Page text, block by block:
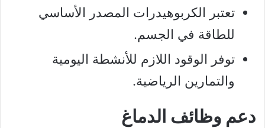
تعتبر الكربوهيدرات المصدر الأساسي
للطاقة في الجسم.
توفر الوقود اللازم للأنشطة اليومية
والتمارين الرياضية.
دعم وظائف الدماغ